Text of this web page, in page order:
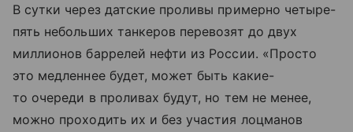
В сутки через датские проливы примерно четыре-
пять небольших танкеров перевозят до двух
миллионов баррелей нефти из России. «Просто
это медленнее будет, может быть какие-
то очереди в проливах будут, но тем не менее,
можно проходить их и без участия лоцманов